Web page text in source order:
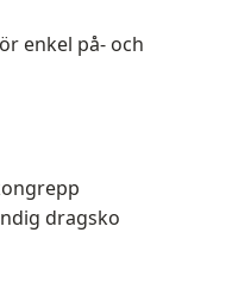
enkel på- och
dragsko